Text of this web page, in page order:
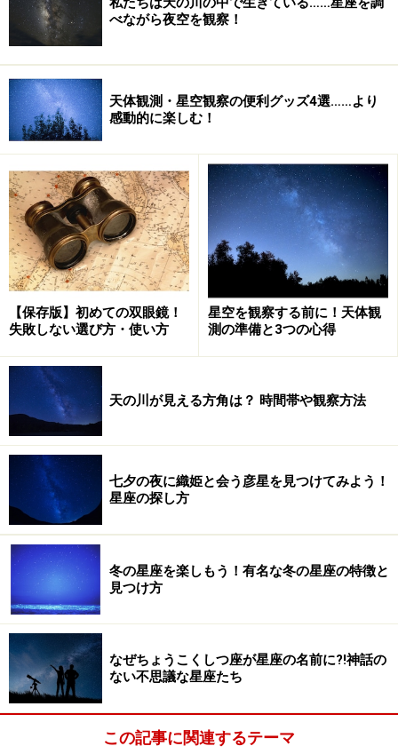
いわば、地球を守るバリアのような存在です。
太陽フレアが起きると、爆発とともに電気を帯びたガス
も大量です。それが地球周辺に到達すると、磁場が乱
れ、バリアが弱まります。
この影響により、想定される主な事態は次の通りです。
・人工衛星のトラブル
・電子機器の故障
・GPSの誤差の増大
・通信障害
・大規模停電
また、オーロラの活動が活発になり、ふだんは見ること
のできない日本でもオーロラが見られる可能性がありま
す。
べながら夜空を観察！
天体観測・星空観察の便利グッズ4選……より
感動的に楽しむ！
【保存版】初めての双眼鏡！
失敗しない選び方・使い方
星空を観察する前に！天体観
測の準備と3つの心得
天の川が見える方角は？ 時間帯や観察方法
七夕の夜に織姫と会う彦星を見つけてみよう！
星座の探し方
冬の星座を楽しもう！有名な冬の星座の特徴と
見つけ方
なぜちょうこくしつ座が星座の名前に?!神話の
ない不思議な星座たち
この記事に関連するテーマ